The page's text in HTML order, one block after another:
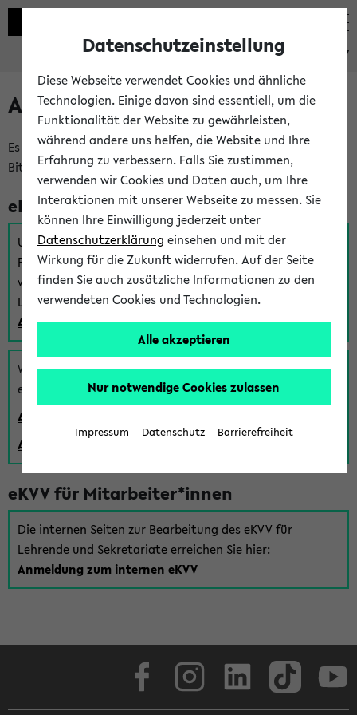
eKVV
Anmeldung am eKVV
Es gibt mehrere Möglichkeiten zur Anmeldung am eKVV.
Bitte wählen Sie die für Sie richtige aus:
eKVV für Studierende
Um sich einen Stundenplan zu erstellen und alle weiteren
Funktionen des eKVVs für Studierende zu nutzen,
verwenden Sie diesen Link zur Anmeldung über Ihr Uni
Login:
Anmeldung zum eKVV der Studierenden
Wenn Sie (noch) kein Uni Login haben, können Sie das
eKVV auch über einen Gastzugang verwenden:
Anmeldung über einen vorhandenen Gastzugang
Anlegen eines neuen Gastzugangs
eKVV für Mitarbeiter*innen
Die internen Seiten zur Bearbeitung des eKVV für
Lehrende und Sekretariate erreichen Sie hier:
Anmeldung zum internen eKVV
Datenschutzeinstellung
Diese Webseite verwendet Cookies und ähnliche
Technologien. Einige davon sind essentiell, um die
Funktionalität der Website zu gewährleisten,
während andere uns helfen, die Website und Ihre
Erfahrung zu verbessern. Falls Sie zustimmen,
verwenden wir Cookies und Daten auch, um Ihre
Interaktionen mit unserer Webseite zu messen. Sie
können Ihre Einwilligung jederzeit unter
Datenschutzerklärung einsehen und mit der
Wirkung für die Zukunft widerrufen. Auf der Seite
finden Sie auch zusätzliche Informationen zu den
verwendeten Cookies und Technologien.
Alle akzeptieren
Nur notwendige Cookies zulassen
Impressum Datenschutz Barrierefreiheit